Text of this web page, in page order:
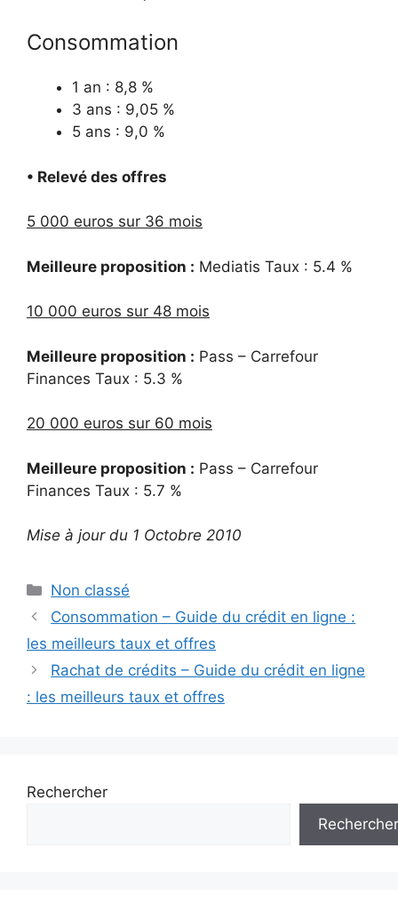
Consommation
1 an : 8,8 %
3 ans : 9,05 %
5 ans : 9,0 %
• Relevé des offres
5 000 euros sur 36 mois
Meilleure proposition : Mediatis Taux : 5.4 %
10 000 euros sur 48 mois
Meilleure proposition : Pass – Carrefour
Finances Taux : 5.3 %
20 000 euros sur 60 mois
Meilleure proposition : Pass – Carrefour
Finances Taux : 5.7 %
Mise à jour du 1 Octobre 2010
Catégories
Non classé
Consommation – Guide du crédit en ligne :
les meilleurs taux et offres
Rachat de crédits – Guide du crédit en ligne
: les meilleurs taux et offres
Rechercher
Rechercher